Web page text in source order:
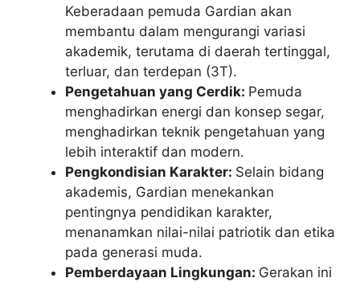
Keberadaan pemuda Gardian akan
membantu dalam mengurangi variasi
akademik, terutama di daerah tertinggal,
terluar, dan terdepan (3T).
Pengetahuan yang Cerdik: Pemuda
menghadirkan energi dan konsep segar,
menghadirkan teknik pengetahuan yang
lebih interaktif dan modern.
Pengkondisian Karakter: Selain bidang
akademis, Gardian menekankan
pentingnya pendidikan karakter,
menanamkan nilai-nilai patriotik dan etika
pada generasi muda.
Pemberdayaan Lingkungan: Gerakan ini